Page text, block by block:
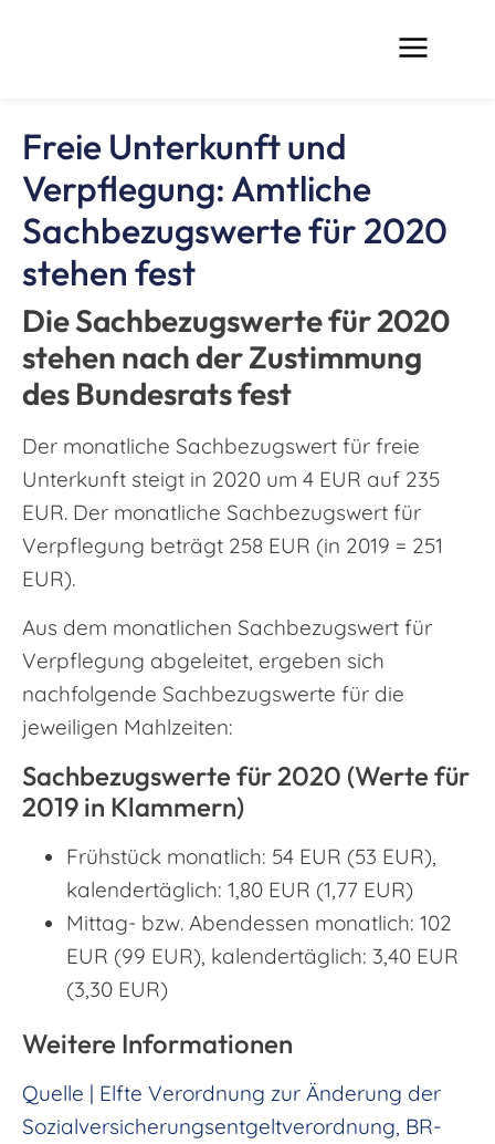
Freie Unterkunft und
Verpflegung: Amtliche
Sachbezugswerte für 2020
stehen fest
Die Sachbezugswerte für 2020
stehen nach der Zustimmung
des Bundesrats fest
Der monatliche Sachbezugswert für freie
Unterkunft steigt in 2020 um 4 EUR auf 235
EUR. Der monatliche Sachbezugswert für
Verpflegung beträgt 258 EUR (in 2019 = 251
EUR).
Aus dem monatlichen Sachbezugswert für
Verpflegung abgeleitet, ergeben sich
nachfolgende Sachbezugswerte für die
jeweiligen Mahlzeiten:
Sachbezugswerte für 2020 (Werte für
2019 in Klammern)
Frühstück monatlich: 54 EUR (53 EUR),
kalendertäglich: 1,80 EUR (1,77 EUR)
Mittag- bzw. Abendessen monatlich: 102
EUR (99 EUR), kalendertäglich: 3,40 EUR
(3,30 EUR)
Weitere Informationen
Quelle | Elfte Verordnung zur Änderung der
Sozialversicherungsentgeltverordnung, BR-